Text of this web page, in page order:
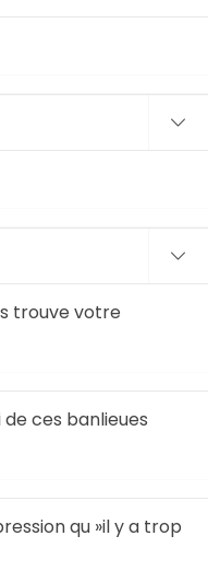
trouve votre
ces banlieues
qu »il y a trop